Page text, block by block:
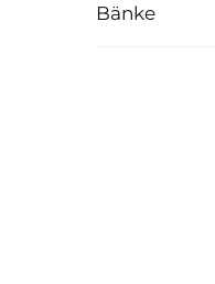
Bänke